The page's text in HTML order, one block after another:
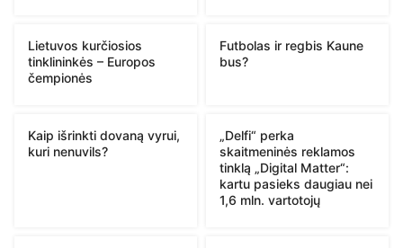
Lietuvos kurčiosios
tinklininkės – Europos
čempionės
Futbolas ir regbis Kaune
bus?
Kaip išrinkti dovaną vyrui,
kuri nenuvils?
„Delfi“ perka
skaitmeninės reklamos
tinklą „Digital Matter“:
kartu pasieks daugiau nei
1,6 mln. vartotojų